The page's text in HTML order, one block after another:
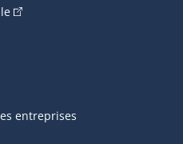
(Cet hyperlien externe
externe s'ouvrira dans une
entreprises